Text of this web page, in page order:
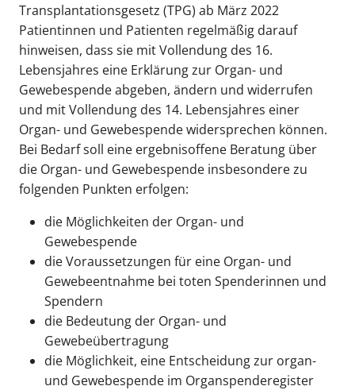
Transplantationsgesetz (TPG) ab März 2022
Patientinnen und Patienten regelmäßig darauf
hinweisen, dass sie mit Vollendung des 16.
Lebensjahres eine Erklärung zur Organ- und
Gewebespende abgeben, ändern und widerrufen
und mit Vollendung des 14. Lebensjahres einer
Organ- und Gewebespende widersprechen können.
Bei Bedarf soll eine ergebnisoffene Beratung über
die Organ- und Gewebespende insbesondere zu
folgenden Punkten erfolgen:
die Möglichkeiten der Organ- und
Gewebespende
die Voraussetzungen für eine Organ- und
Gewebeentnahme bei toten Spenderinnen und
Spendern
die Bedeutung der Organ- und
Gewebeübertragung
die Möglichkeit, eine Entscheidung zur organ-
und Gewebespende im Organspenderegister